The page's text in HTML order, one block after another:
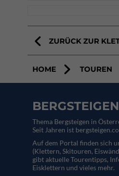
ZURÜCK ZUR
HOME TOUREN
Thema Bergsteigen in
Seit Jahren ist
Auf dem Portal finden sich
(Klettern, Skitouren,
gibt aktuelle Tourentipps,
Eisklettern und vieles mehr.